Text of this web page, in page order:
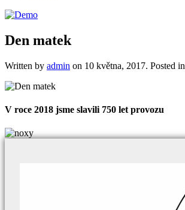
Den matek
Written by admin on 10 května, 2017. Posted in
V roce 2018 jsme slavili 750 let provozu